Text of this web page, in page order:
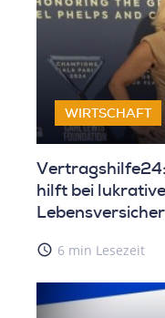
WIRTSCHAFT
hilft bei
access_time 6 min Lesezeit